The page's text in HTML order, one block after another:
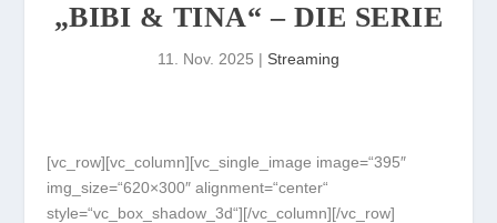
„BIBI & TINA“ – DIE SERIE
11. Nov. 2025 | Streaming
[vc_row][vc_column][vc_single_image image=“395″
img_size=“620×300″ alignment=“center“
style=“vc_box_shadow_3d“][/vc_column][/vc_row]